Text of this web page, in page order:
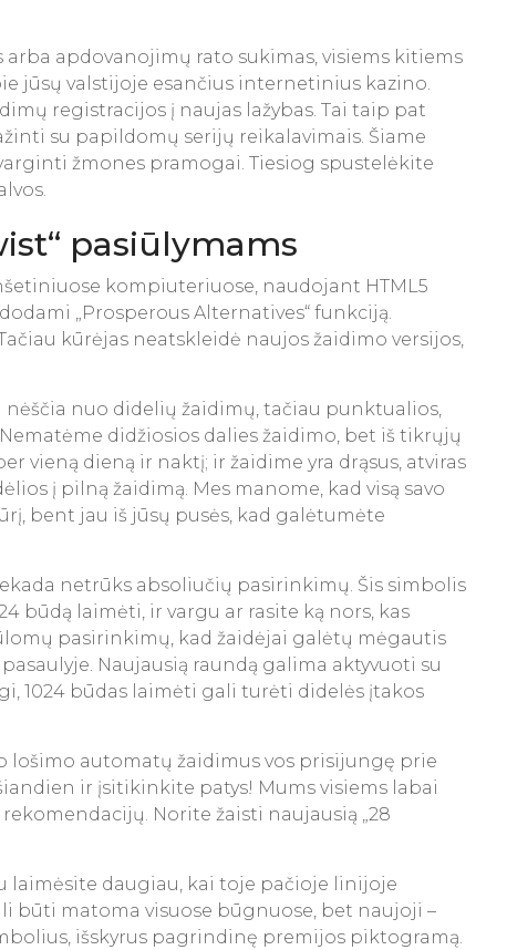
apdovanojimų rato sukimas, visiems kitiems
jūsų valstijoje esančius internetinius kazino.
registracijos į naujas lažybas. Tai taip pat
su papildomų serijų reikalavimais. Šiame
žmones pramogai. Tiesiog spustelėkite
pasiūlymams
kompiuteriuose, naudojant HTML5
„Prosperous Alternatives“ funkciją.
kūrėjas neatskleidė naujos žaidimo versijos,
nėščia nuo didelių žaidimų, tačiau punktualios,
didžiosios dalies žaidimo, bet iš tikrųjų
vieną dieną ir naktį; ir žaidime yra drąsus, atviras
į pilną žaidimą. Mes manome, kad visą savo
bent jau iš jūsų pusės, kad galėtumėte
netrūks absoliučių pasirinkimų. Šis simbolis
būdą laimėti, ir vargu ar rasite ką nors, kas
pasirinkimų, kad žaidėjai galėtų mėgautis
Naujausią raundą galima aktyvuoti su
1024 būdas laimėti gali turėti didelės įtakos
lošimo automatų žaidimus vos prisijungę prie
ir įsitikinkite patys! Mums visiems labai
Norite žaisti naujausią „28
laimėsite daugiau, kai toje pačioje linijoje
būti matoma visuose būgnuose, bet naujoji –
išskyrus pagrindinę premijos piktogramą.